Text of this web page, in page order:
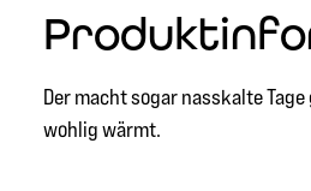
Der macht sogar nasskalte
wohlig wärmt.